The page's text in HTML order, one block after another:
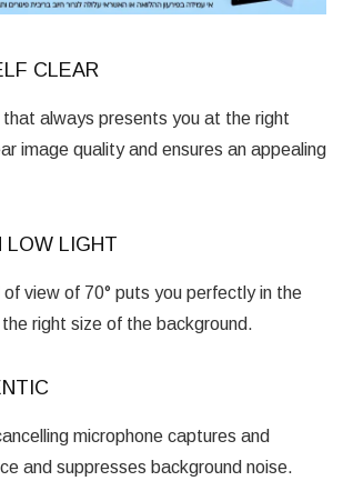
CLEAR
always presents you at the right
image quality and ensures an appealing
LOW LIGHT
view of 70° puts you perfectly in the
right size of the background.
microphone captures and
and suppresses background noise.